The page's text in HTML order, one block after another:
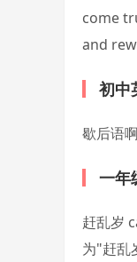
come
and
初中
歇后语
一年
赶乱岁
为"赶乱